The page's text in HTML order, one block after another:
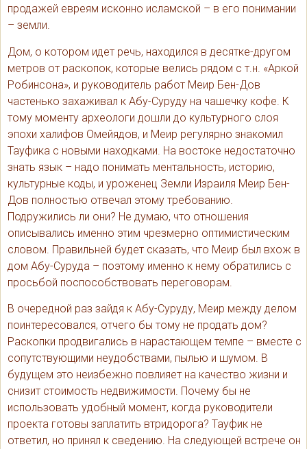
продажей евреям исконно исламской – в его понимании
– земли.
Дом, о котором идет речь, находился в десятке-другом
метров от раскопок, которые велись рядом с т.н. «Аркой
Робинсона», и руководитель работ Меир Бен-Дов
частенько захаживал к Абу-Суруду на чашечку кофе. К
тому моменту археологи дошли до культурного слоя
эпохи халифов Омейядов, и Меир регулярно знакомил
Тауфика с новыми находками. На востоке недостаточно
знать язык – надо понимать ментальность, историю,
культурные коды, и уроженец Земли Израиля Меир Бен-
Дов полностью отвечал этому требованию.
Подружились ли они? Не думаю, что отношения
описывались именно этим чрезмерно оптимистическим
словом. Правильней будет сказать, что Меир был вхож в
дом Абу-Суруда – поэтому именно к нему обратились с
просьбой поспособствовать переговорам.
В очередной раз зайдя к Абу-Суруду, Меир между делом
поинтересовался, отчего бы тому не продать дом?
Раскопки продвигались в нарастающем темпе – вместе с
сопутствующими неудобствами, пылью и шумом. В
будущем это неизбежно повлияет на качество жизни и
снизит стоимость недвижимости. Почему бы не
использовать удобный момент, когда руководители
проекта готовы заплатить втридорога? Тауфик не
ответил, но принял к сведению. На следующей встрече он